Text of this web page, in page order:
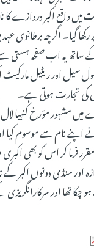
میں واقع اکبر دروازے
گیا۔ اگرچہ برطانوی
ساتھ یہ اب صفحہ
سیل اور ریٹیل
کی تجارت ہوتی ہے۔
مشہور مؤرخ کنہیا
نے اپنے نام سے موسوم
فرما کر اس کو بھی
اور منڈی دونوں اکبر
چکا تھا اور